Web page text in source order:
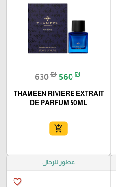
630₪ 560 ₪
THAMEEN RIVIERE EXTRAIT
DE PARFUM 50ML
add_shopping_cart
عطور للرجال
favorite_border